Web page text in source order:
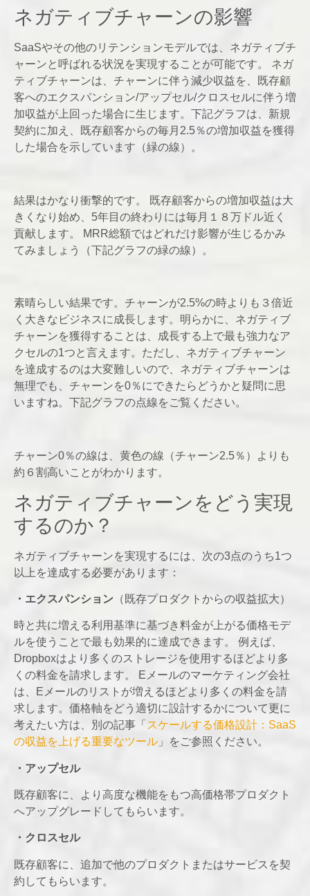
ネガティブチャーンの影響
SaaSやその他のリテンションモデルでは、ネガティブチ
ャーンと呼ばれる状況を実現することが可能です。 ネガ
ティブチャーンは、チャーンに伴う減少収益を、既存顧
客へのエクスパンション/アップセル/クロスセルに伴う増
加収益が上回った場合に生じます。下記グラフは、新規
契約に加え、既存顧客からの毎月2.5％の増加収益を獲得
した場合を示しています（緑の線）。
結果はかなり衝撃的です。 既存顧客からの増加収益は大
きくなり始め、5年目の終わりには毎月１８万ドル近く
貢献します。 MRR総額ではどれだけ影響が生じるかみ
てみましょう（下記グラフの緑の線）。
素晴らしい結果です。チャーンが2.5%の時よりも３倍近
く大きなビジネスに成長します。明らかに、ネガティブ
チャーンを獲得することは、成長する上で最も強力なア
クセルの1つと言えます。ただし、ネガティブチャーン
を達成するのは大変難しいので、ネガティブチャーンは
無理でも、チャーンを0％にできたらどうかと疑問に思
いますね。下記グラフの点線をご覧ください。
チャーン0％の線は、黄色の線（チャーン2.5％）よりも
約６割高いことがわかります。
ネガティブチャーンをどう実現
するのか？
ネガティブチャーンを実現するには、次の3点のうち1つ
以上を達成する必要があります：
・エクスパンション （既存プロダクトからの収益拡大）
時と共に増える利用基準に基づき料金が上がる価格モデ
ルを使うことで最も効果的に達成できます。 例えば、
Dropboxはより多くのストレージを使用するほどより多
くの料金を請求します。 Eメールのマーケティング会社
は、Eメールのリストが増えるほどより多くの料金を請
求します。価格軸をどう適切に設計するかについて更に
考えたい方は、別の記事「 スケールする価格設計：SaaS
の収益を上げる重要なツール 」をご参照ください。
・アップセル
既存顧客に、より高度な機能をもつ高価格帯プロダクト
へアップグレードしてもらいます。
・クロスセル
既存顧客に、追加で他のプロダクトまたはサービスを契
約してもらいます。